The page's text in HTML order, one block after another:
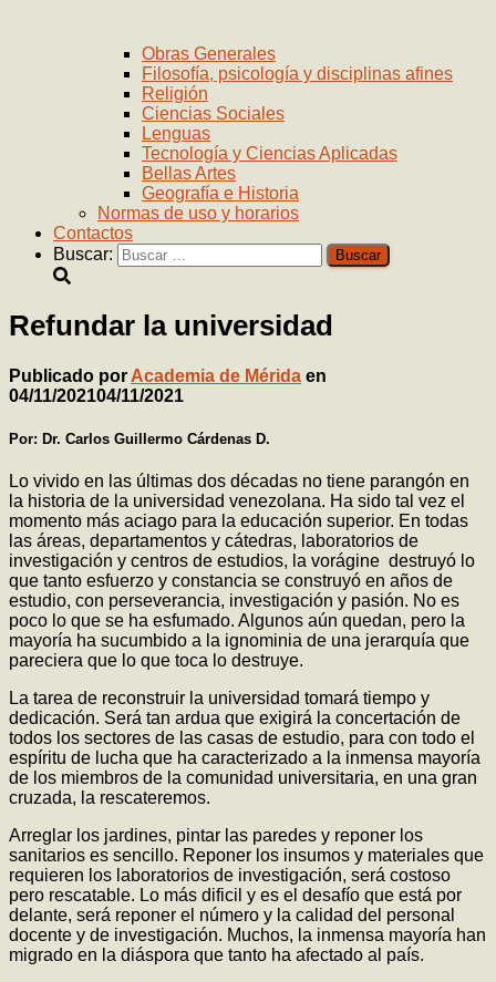
Obras Generales
Filosofía, psicología y disciplinas afines
Religión
Ciencias Sociales
Lenguas
Tecnología y Ciencias Aplicadas
Bellas Artes
Geografía e Historia
Normas de uso y horarios
Contactos
Buscar:
Refundar la universidad
Publicado por Academia de Mérida en
04/11/202104/11/2021
Por: Dr. Carlos Guillermo Cárdenas D.
Lo vivido en las últimas dos décadas no tiene parangón en
la historia de la universidad venezolana. Ha sido tal vez el
momento más aciago para la educación superior. En todas
las áreas, departamentos y cátedras, laboratorios de
investigación y centros de estudios, la vorágine destruyó lo
que tanto esfuerzo y constancia se construyó en años de
estudio, con perseverancia, investigación y pasión. No es
poco lo que se ha esfumado. Algunos aún quedan, pero la
mayoría ha sucumbido a la ignominia de una jerarquía que
pareciera que lo que toca lo destruye.
La tarea de reconstruir la universidad tomará tiempo y
dedicación. Será tan ardua que exigirá la concertación de
todos los sectores de las casas de estudio, para con todo el
espíritu de lucha que ha caracterizado a la inmensa mayoría
de los miembros de la comunidad universitaria, en una gran
cruzada, la rescateremos.
Arreglar los jardines, pintar las paredes y reponer los
sanitarios es sencillo. Reponer los insumos y materiales que
requieren los laboratorios de investigación, será costoso
pero rescatable. Lo más dificil y es el desafío que está por
delante, será reponer el número y la calidad del personal
docente y de investigación. Muchos, la inmensa mayoría han
migrado en la diáspora que tanto ha afectado al país.